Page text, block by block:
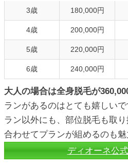
3歳 180,000円
4歳 200,000円
5歳 220,000円
6歳 240,000円
大人の場合は全身脱毛が
ランがあるのはとても嬉しい
ラン以外にも、部位脱毛も取
合わせてプランが組めるのも魅
ディオーネ公